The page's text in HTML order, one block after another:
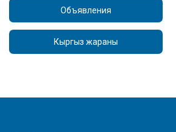
Объявления
Кыргыз жараны